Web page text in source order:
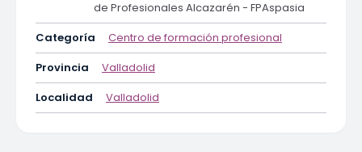
de Profesionales Alcazarén - FPAspasia
Categoría
Centro de formación profesional
Provincia
Valladolid
Localidad
Valladolid